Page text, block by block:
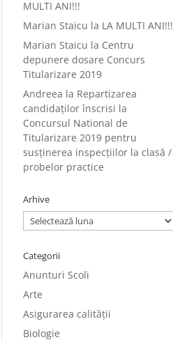
MULTI ANI!!!
Marian Staicu la LA MULTI ANI!!!
Marian Staicu la Centru
depunere dosare Concurs
Titularizare 2019
Andreea la Repartizarea
candidaților înscrisi la
Concursul National de
Titularizare 2019 pentru
susținerea inspecțiilor la clasă /
probelor practice
Arhive
Arhive
Categorii
Anunturi Scoli
Arte
Asigurarea calității
Biologie